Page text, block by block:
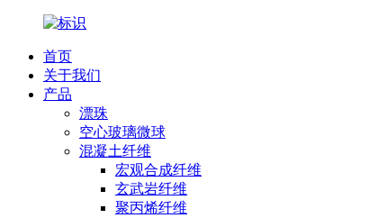
首页
关于我们
产品
漂珠
空心玻璃微球
混凝土纤维
宏观合成纤维
玄武岩纤维
聚丙烯纤维